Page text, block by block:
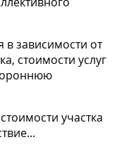
в зависимости от
стоимости услуг
участка
...